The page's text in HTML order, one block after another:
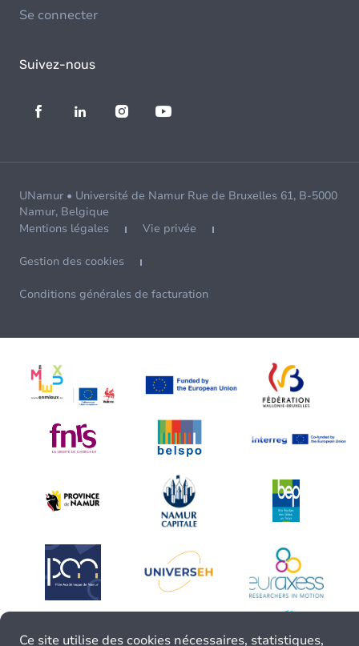
Se connecter
Suivez-nous
UNamur • Université de Namur Rue de Bruxelles 61, B-5000
Namur, Belgique
Mentions légales
Vie privée
Gestion des cookies
Conditions générales de facturation
Ce site utilise des cookies nécessaires, statistiques,